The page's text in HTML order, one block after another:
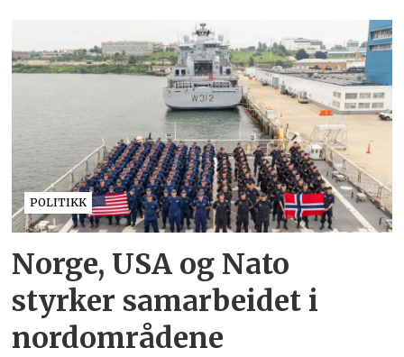
POLITIKK
Norge, USA og Nato
styrker samarbeidet i
nordområdene